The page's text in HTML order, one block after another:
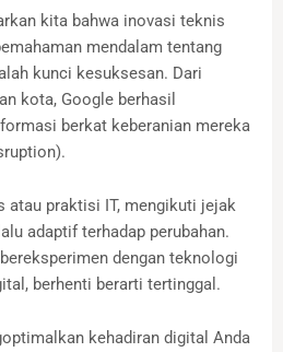
kita bahwa inovasi teknis
mendalam tentang
kunci kesuksesan. Dari
kota, Google berhasil
berkat keberanian mereka
atau praktisi IT, mengikuti jejak
adaptif terhadap perubahan.
dengan teknologi
berhenti berarti tertinggal.
kehadiran digital Anda